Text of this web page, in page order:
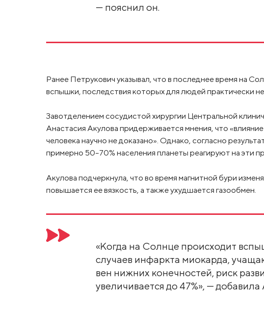
— пояснил он.
Ранее Петрукович указывал, что в последнее время на
вспышки, последствия которых для людей практически
Завотделением сосудистой хирургии Центральной
Анастасия Акулова придерживается мнения, что
человека научно не доказано». Однако, согласно
примерно 50–70% населения планеты реагируют на эти
Акулова подчеркнула, что во время магнитной бури
повышается ее вязкость, а также ухудшается газообмен.
«Когда на Солнце происходит
случаев инфаркта миокарда,
вен нижних конечностей, риск
увеличивается до 47%», — добавила